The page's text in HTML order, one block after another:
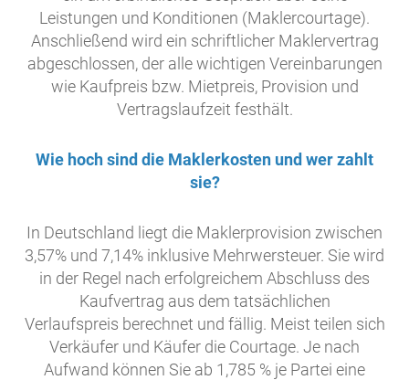
Leistungen und Konditionen (Maklercourtage).
Anschließend wird ein schriftlicher Maklervertrag
abgeschlossen, der alle wichtigen Vereinbarungen
wie Kaufpreis bzw. Mietpreis, Provision und
Vertragslaufzeit festhält.
Wie hoch sind die Maklerkosten und wer zahlt
sie?
In Deutschland liegt die Maklerprovision zwischen
3,57% und 7,14% inklusive Mehrwersteuer. Sie wird
in der Regel nach erfolgreichem Abschluss des
Kaufvertrag aus dem tatsächlichen
Verlaufspreis berechnet und fällig. Meist teilen sich
Verkäufer und Käufer die Courtage. Je nach
Aufwand können Sie ab 1,785 % je Partei eine